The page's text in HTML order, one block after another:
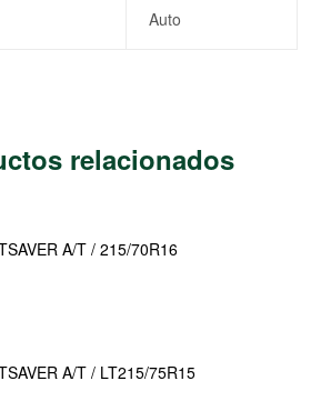
Auto
relacionados
A/T / 215/70R16
A/T / LT215/75R15